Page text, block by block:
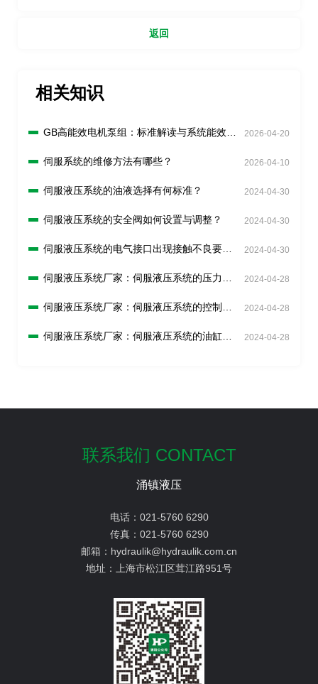
要考虑哪些因素？
返回
相关知识
GB高能效电机泵组：标准解读与系统能效分
2026-04-20
伺服系统的维修方法有哪些？ 2026-04-10
伺服液压系统的油液选择有何标准？ 2024-04-30
伺服液压系统的安全阀如何设置与调整？ 2024-04-30
伺服液压系统的电气接口出现接触不良要怎
2024-04-30
伺服液压系统厂家：伺服液压系统的压力传
2024-04-28
伺服液压系统厂家：伺服液压系统的控制回
2024-04-28
伺服液压系统厂家：伺服液压系统的油缸如
2024-04-28
联系我们 CONTACT
涌镇液压
电话： 021-5760 6290
传真： 021-5760 6290
邮箱： hydraulik@hydraulik.com.cn
地址：
上海市松江区茸江路951号